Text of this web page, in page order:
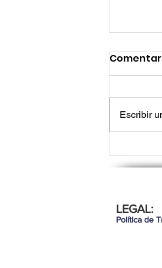
Lo
Escribir
LEGAL:
Política de